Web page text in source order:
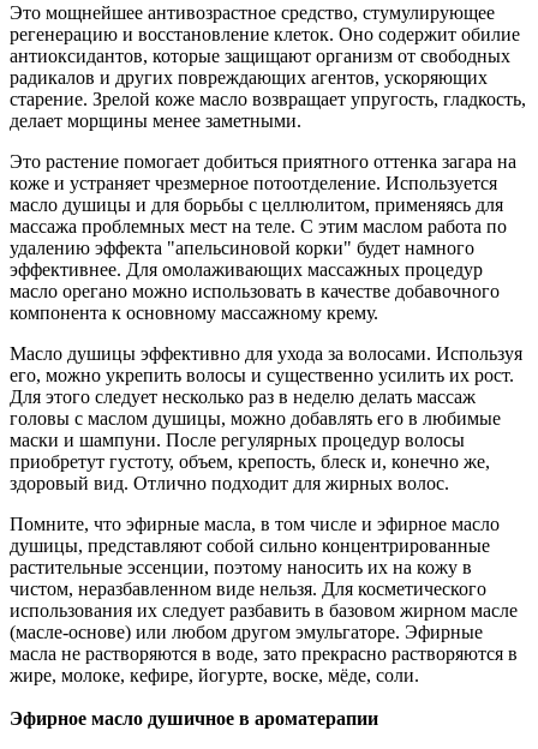
Это мощнейшее антивозрастное средство, стумулирующее
регенерацию и восстановление клеток. Оно содержит обилие
антиоксидантов, которые защищают организм от свободных
радикалов и других повреждающих агентов, ускоряющих
старение. Зрелой коже масло возвращает упругость, гладкость,
делает морщины менее заметными.
Это растение помогает добиться приятного оттенка загара на
коже и устраняет чрезмерное потоотделение. Используется
масло душицы и для борьбы с целлюлитом, применяясь для
массажа проблемных мест на теле. С этим маслом работа по
удалению эффекта "апельсиновой корки" будет намного
эффективнее. Для омолаживающих массажных процедур
масло орегано можно использовать в качестве добавочного
компонента к основному массажному крему.
Масло душицы эффективно для ухода за волосами. Используя
его, можно укрепить волосы и существенно усилить их рост.
Для этого следует несколько раз в неделю делать массаж
головы с маслом душицы, можно добавлять его в любимые
маски и шампуни. После регулярных процедур волосы
приобретут густоту, объем, крепость, блеск и, конечно же,
здоровый вид. Отлично подходит для жирных волос.
Помните, что эфирные масла, в том числе и эфирное масло
душицы, представляют собой сильно концентрированные
растительные эссенции, поэтому наносить их на кожу в
чистом, неразбавленном виде нельзя. Для косметического
использования их следует разбавить в базовом жирном масле
(масле-основе) или любом другом эмульгаторе. Эфирные
масла не растворяются в воде, зато прекрасно растворяются в
жире, молоке, кефире, йогурте, воске, мёде, соли.
Эфирное масло душичное в ароматерапии